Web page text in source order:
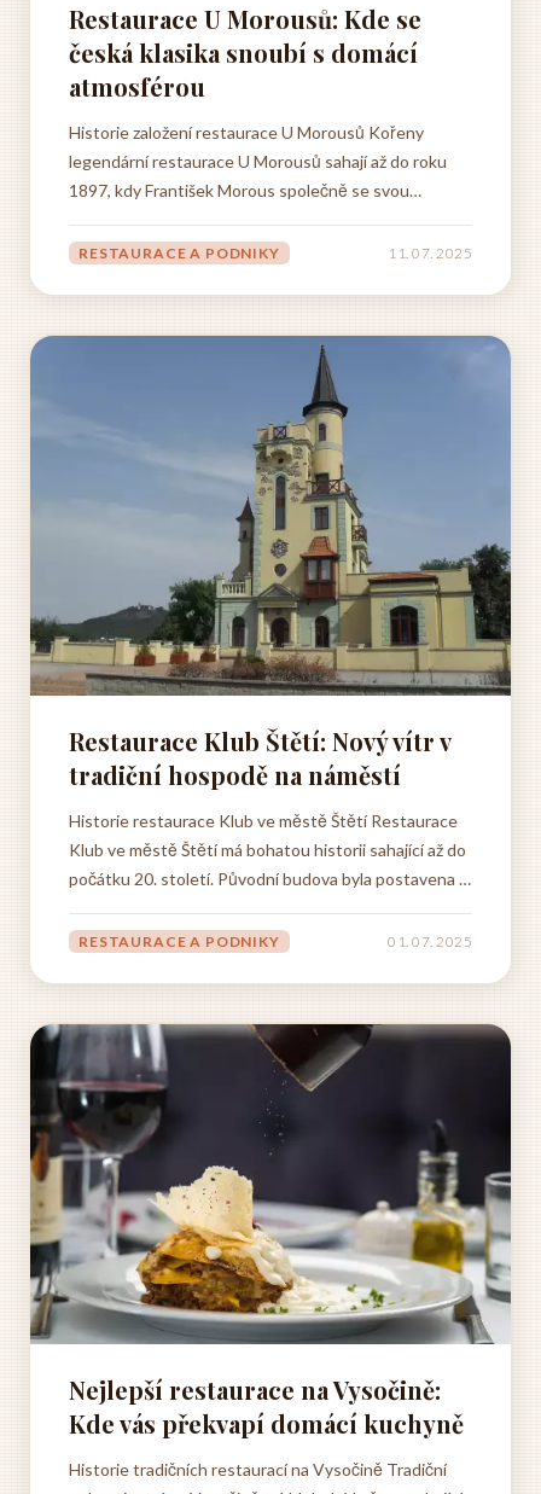
Restaurace U Morousů: Kde se
česká klasika snoubí s domácí
atmosférou
Historie založení restaurace U Morousů Kořeny
legendární restaurace U Morousů sahají až do roku
1897, kdy František Morous společně se svou
Karlínského náměstí. Tento skromný podnik, který byl
RESTAURACE A PODNIKY 11. 07. 2025
Restaurace Klub Štětí: Nový vítr v
tradiční hospodě na náměstí
Historie restaurace Klub ve městě Štětí Restaurace
Klub ve městě Štětí má bohatou historii sahající až do
počátku 20. století. Původní budova byla postavena v
Novákem, který zde provozoval hostinec s tanečním
RESTAURACE A PODNIKY 01. 07. 2025
Nejlepší restaurace na Vysočině:
Kde vás překvapí domácí kuchyně
Historie tradičních restaurací na Vysočině Tradiční